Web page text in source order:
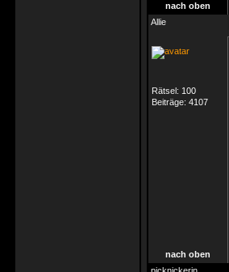
nach oben
Allie
Rätsel: 100
Beiträge: 4107
nach oben